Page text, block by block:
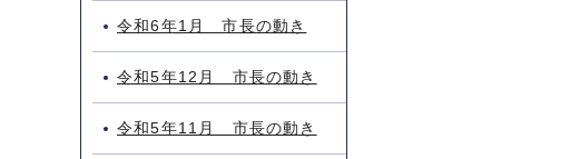
令和6年1月 市長の動き
令和5年12月 市長の動き
令和5年11月 市長の動き